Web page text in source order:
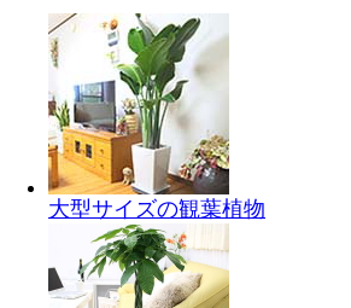
大型サイズの観葉植物